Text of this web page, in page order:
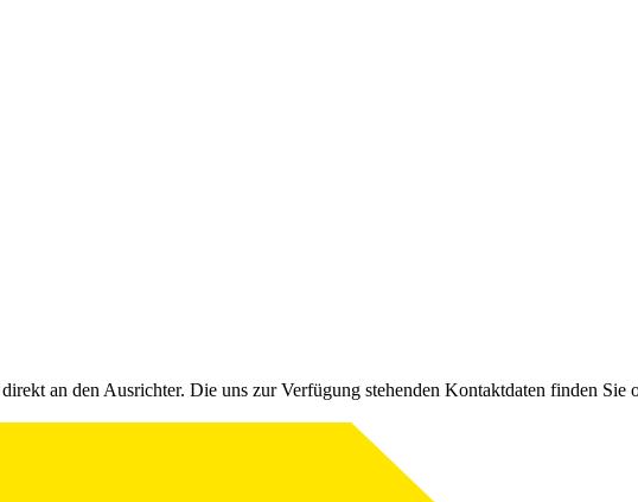
an den Ausrichter. Die uns zur Verfügung stehenden Kontaktdaten finden Sie